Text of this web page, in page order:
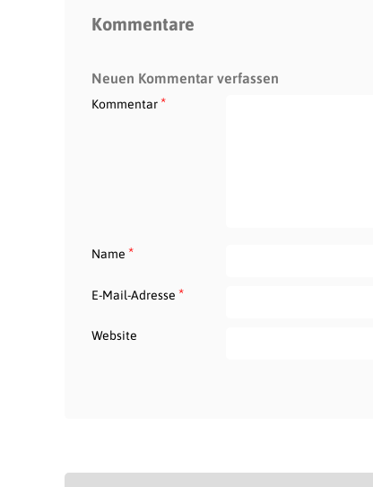
Kommentare
Neuen Kommentar verfassen
Kommentar*
Name *
E-Mail-Adresse *
Website